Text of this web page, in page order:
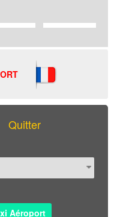
Quitter
Aéroport